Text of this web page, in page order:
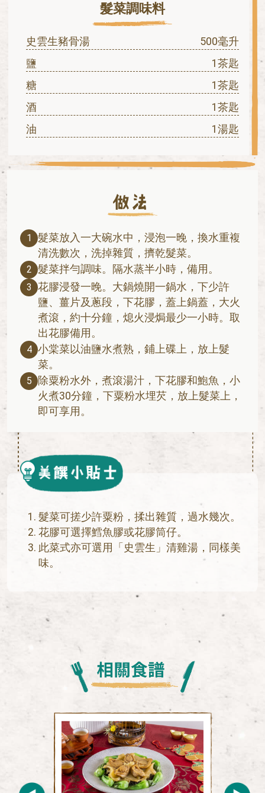
髮菜調味料
史雲生豬骨湯
500毫升
鹽
1茶匙
糖
1茶匙
酒
1茶匙
油
1湯匙
1
髮菜放入一大碗水中，浸泡一晚，換水重複
清洗數次，洗掉雜質，擠乾髮菜。
2 髮菜拌勻調味。隔水蒸半小時，備用。
3
花膠浸發一晚。大鍋燒開一鍋水，下少許
鹽、薑片及蔥段，下花膠，蓋上鍋蓋，大火
煮滾，約十分鐘，熄火浸焗最少一小時。取
出花膠備用。
4 小棠菜以油鹽水煮熟，鋪上碟上，放上髮
菜。
5
除粟粉水外，煮滾湯汁，下花膠和鮑魚，小
火煮30分鐘，下粟粉水埋芡，放上髮菜上，
即可享用。
髮菜可搓少許粟粉，揉出雜質，過水幾次。
花膠可選擇鱈魚膠或花膠筒仔。
此菜式亦可選用「史雲生」清雞湯，同樣美
味。